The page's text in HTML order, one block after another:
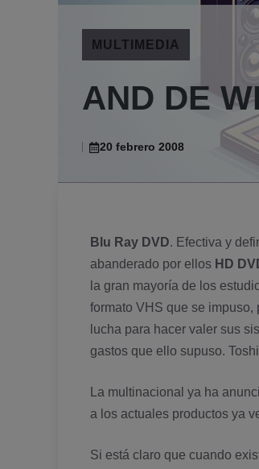
MULTIMEDIA
AND DE
20 febrero 2008
Blu Ray DVD. Efectiva y
abanderado por ellos HD
la gran mayorí­a de los
formato VHS que se
lucha para hacer valer sus
gastos que ello supuso.
La multinacional ya ha
a los actuales productos ya
Si está claro que cuando